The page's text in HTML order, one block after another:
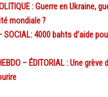
: Guerre en Ukraine,
mondiale ?
SOCIAL: 4000 bahts d’aide
– ÉDITORIAL : Une